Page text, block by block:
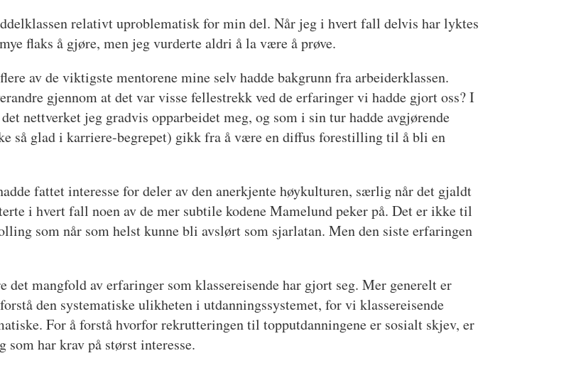
relativt uproblematisk for min del. Når jeg i hvert fall delvis har lyktes
flaks å gjøre, men jeg vurderte aldri å la være å prøve.
av de viktigste mentorene mine selv hadde bakgrunn fra arbeiderklassen.
gjennom at det var visse fellestrekk ved de erfaringer vi hadde gjort oss? I
nettverket jeg gradvis opparbeidet meg, og som i sin tur hadde avgjørende
så glad i karriere-begrepet) gikk fra å være en diffus forestilling til å bli en
fattet interesse for deler av den anerkjente høykulturen, særlig når det gjaldt
i hvert fall noen av de mer subtile kodene Mamelund peker på. Det er ikke til
som når som helst kunne bli avslørt som sjarlatan. Men den siste erfaringen
mangfold av erfaringer som klassereisende har gjort seg. Mer generelt er
den systematiske ulikheten i utdanningssystemet, for vi klassereisende
For å forstå hvorfor rekrutteringen til topputdanningene er sosialt skjev, er
som har krav på størst interesse.